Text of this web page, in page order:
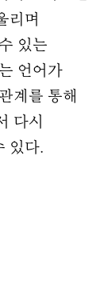
리며
있는
언어가
계를 통해
다시
있다.